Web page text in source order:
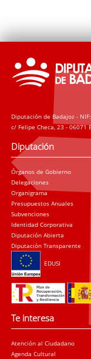
Diputación de Badajoz -
c/ Felipe Checa, 23 - 06071
Diputación
Órganos de Gobierno
Delegaciones
Organigrama
Presupuestos Anuales
Subvenciones
Identidad Corporativa
Diputación Abierta
Diputación Transparente
EDUSI
Te interesa
Atención al Ciudadano
Agenda Cultural